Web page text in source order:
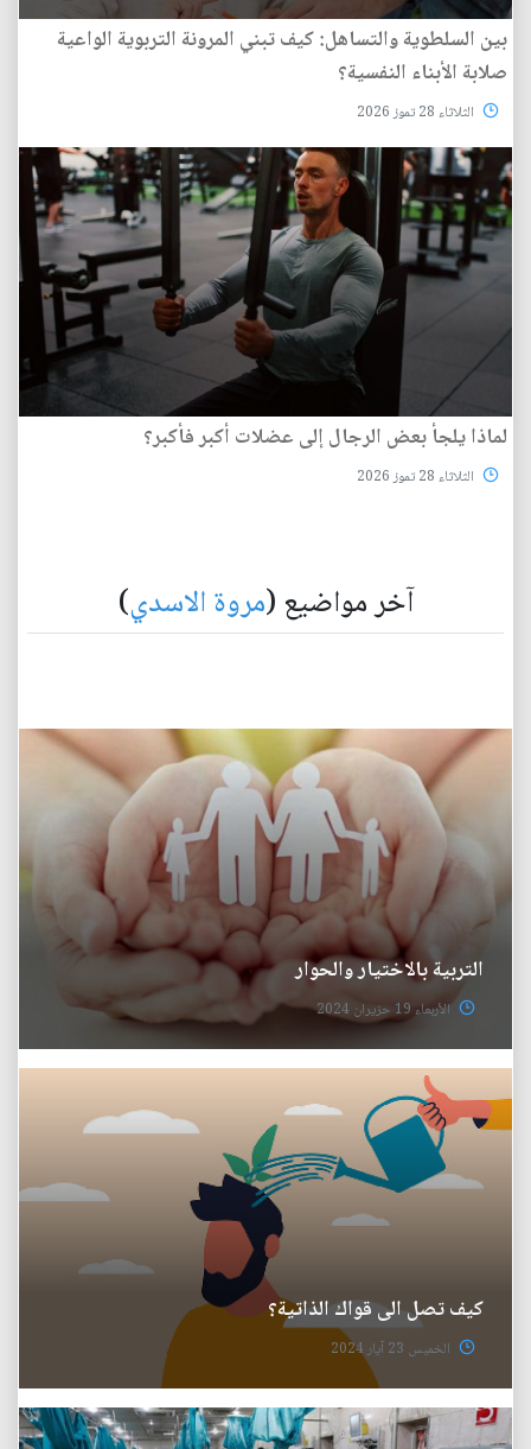
بين السلطوية والتساهل: كيف تبني المرونة التربوية الواعية
صلابة الأبناء النفسية؟
الثلاثاء 28 تموز 2026
لماذا يلجأ بعض الرجال إلى عضلات أكبر فأكبر؟
الثلاثاء 28 تموز 2026
آخر مواضيع (مروة الاسدي)
التربية بالاختيار والحوار
الأربعاء 19 حزيران 2024
كيف تصل الى قواك الذاتية؟
الخميس 23 آيار 2024